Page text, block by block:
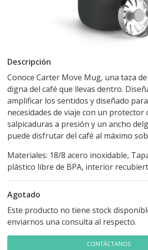
Descripción
Conoce Carter Move Mug, una taza
digna del café que llevas dentro.
amplificar los sentidos y diseñado
necesidades de viaje con un protector
salpicaduras a presión y un ancho
puede disfrutar del café al máximo
Materiales: 18/8 acero inoxidable,
plástico libre de BPA, interior
Agotado
Este producto no tiene stock
enviarnos una consulta al respecto.
CONTÁCTANOS